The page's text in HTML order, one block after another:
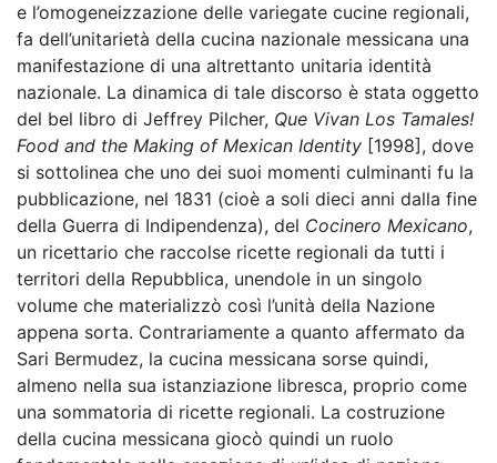
e l’omogeneizzazione delle variegate cucine regionali,
fa dell’unitarietà della cucina nazionale messicana una
manifestazione di una altrettanto unitaria identità
nazionale. La dinamica di tale discorso è stata oggetto
del bel libro di Jeffrey Pilcher, Que Vivan Los Tamales!
Food and the Making of Mexican Identity [1998], dove
si sottolinea che uno dei suoi momenti culminanti fu la
pubblicazione, nel 1831 (cioè a soli dieci anni dalla fine
della Guerra di Indipendenza), del Cocinero Mexicano,
un ricettario che raccolse ricette regionali da tutti i
territori della Repubblica, unendole in un singolo
volume che materializzò così l’unità della Nazione
appena sorta. Contrariamente a quanto affermato da
Sari Bermudez, la cucina messicana sorse quindi,
almeno nella sua istanziazione libresca, proprio come
una sommatoria di ricette regionali. La costruzione
della cucina messicana giocò quindi un ruolo